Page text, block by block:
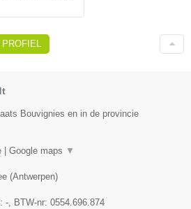
Bouvignies en in de provincie
Google maps ▼
(Antwerpen)
-, BTW-nr: 0554.696.874